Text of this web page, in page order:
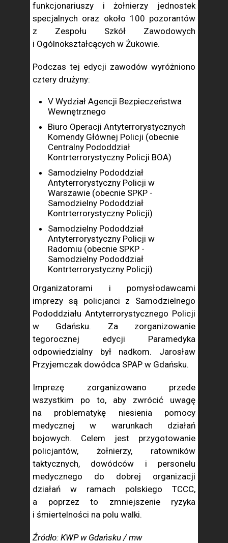
funkcjonariuszy i żołnierzy jednostek
specjalnych oraz około 100 pozorantów
z Zespołu Szkół Zawodowych
i Ogólnokształcących w Żukowie.
Podczas tej edycji zawodów wyróżniono
cztery drużyny:
V Wydział Agencji Bezpieczeństwa
Wewnętrznego
Biuro Operacji Antyterrorystycznych
Komendy Głównej Policji (obecnie
Centralny Pododdział
Kontrterrorystyczny Policji BOA)
Samodzielny Pododdział
Antyterrorystyczny Policji w
Warszawie (obecnie SPKP -
Samodzielny Pododdział
Kontrterrorystyczny Policji)
Samodzielny Pododdział
Antyterrorystyczny Policji w
Radomiu (obecnie SPKP -
Samodzielny Pododdział
Kontrterrorystyczny Policji)
Organizatorami i pomysłodawcami
imprezy są policjanci z Samodzielnego
Pododdziału Antyterrorystycznego Policji
w Gdańsku. Za zorganizowanie
tegorocznej edycji Paramedyka
odpowiedzialny był nadkom. Jarosław
Przyjemczak dowódca SPAP w Gdańsku.
Imprezę zorganizowano przede
wszystkim po to, aby zwrócić uwagę
na problematykę niesienia pomocy
medycznej w warunkach działań
bojowych. Celem jest przygotowanie
policjantów, żołnierzy, ratowników
taktycznych, dowódców i personelu
medycznego do dobrej organizacji
działań w ramach polskiego TCCC,
a poprzez to zmniejszenie ryzyka
i śmiertelności na polu walki.
Źródło: KWP w Gdańsku / mw